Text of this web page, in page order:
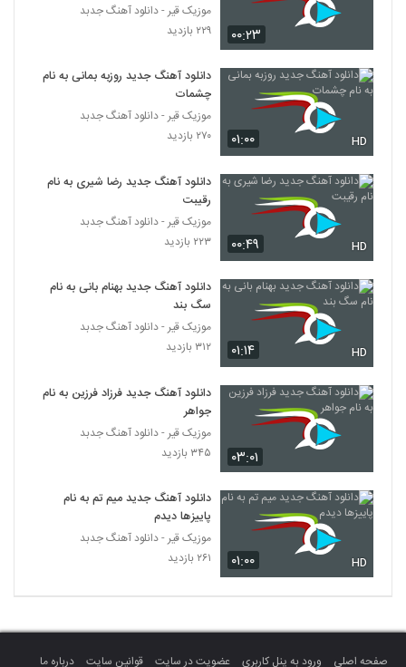
2175
۵۶۵ بازدید
دانلود آهنگ جدید و زیبای مریم با نام کجایی
۱,۰۲۹ بازدید
موزیک زیبای دیدی یهو عاشقم کرد از مرتضی
۳۰۵ بازدید
2178
۲۹۸ بازدید
2179
موزیک زیبای لحظه به لحظه باهاتم از سعید
ساینس
آهنگ حسین آزادی بنام چرا نبودی
2181
Farshid Shabani Bebakhsh
۲۵۴ بازدید
Saeed Aram Ki Sokoutamo Shenide
۲۲۶ بازدید
2183
دانلود آهنگ مانی زندی خودت خواستی
۰۰:۲۳
موزیک قیر - دانلود آهنگ جدبد
۲۲۹ بازدید
۰۱:۰۰ HD
دانلود آهنگ جدید روزبه بمانی به نام
چشمات
موزیک قیر - دانلود آهنگ جدبد
۲۷۰ بازدید
۰۰:۴۹ HD
دانلود آهنگ جدید رضا شیری به نام
رقیبت
موزیک قیر - دانلود آهنگ جدبد
۲۲۳ بازدید
۰۱:۱۴ HD
دانلود آهنگ جدید بهنام بانی به نام
سگ بند
موزیک قیر - دانلود آهنگ جدبد
۳۱۲ بازدید
۰۳:۰۱
دانلود آهنگ جدید فرزاد فرزین به نام
جواهر
موزیک قیر - دانلود آهنگ جدبد
۳۴۵ بازدید
۰۱:۰۰ HD
دانلود آهنگ جدید میم تم به نام
پاییزها دیدم
موزیک قیر - دانلود آهنگ جدبد
۲۶۱ بازدید
صفحه اصلی ورود به پنل کاربری عضویت در سایت قوانین سایت درباره ما